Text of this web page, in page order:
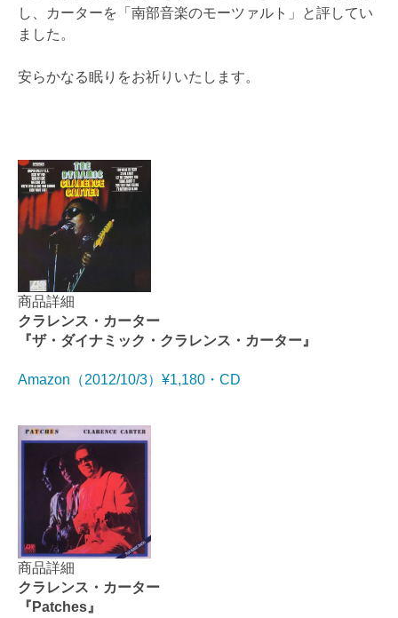
し、カーターを「南部音楽のモーツァルト」と評してい
ました。
安らかなる眠りをお祈りいたします。
商品詳細
クラレンス・カーター
『ザ・ダイナミック・クラレンス・カーター』
Amazon（2012/10/3）¥1,180・CD
商品詳細
クラレンス・カーター
『Patches』